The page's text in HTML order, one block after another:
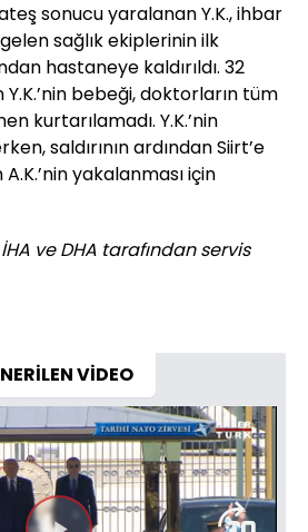
sonucu yaralanan Y.K., ihbar
sağlık ekiplerinin ilk
hastaneye kaldırıldı. 32
bebeği, doktorların tüm
kurtarılamadı. Y.K.’nin
saldırının ardından Siirt’e
yakalanması için
ve DHA tarafından servis
VİDEO